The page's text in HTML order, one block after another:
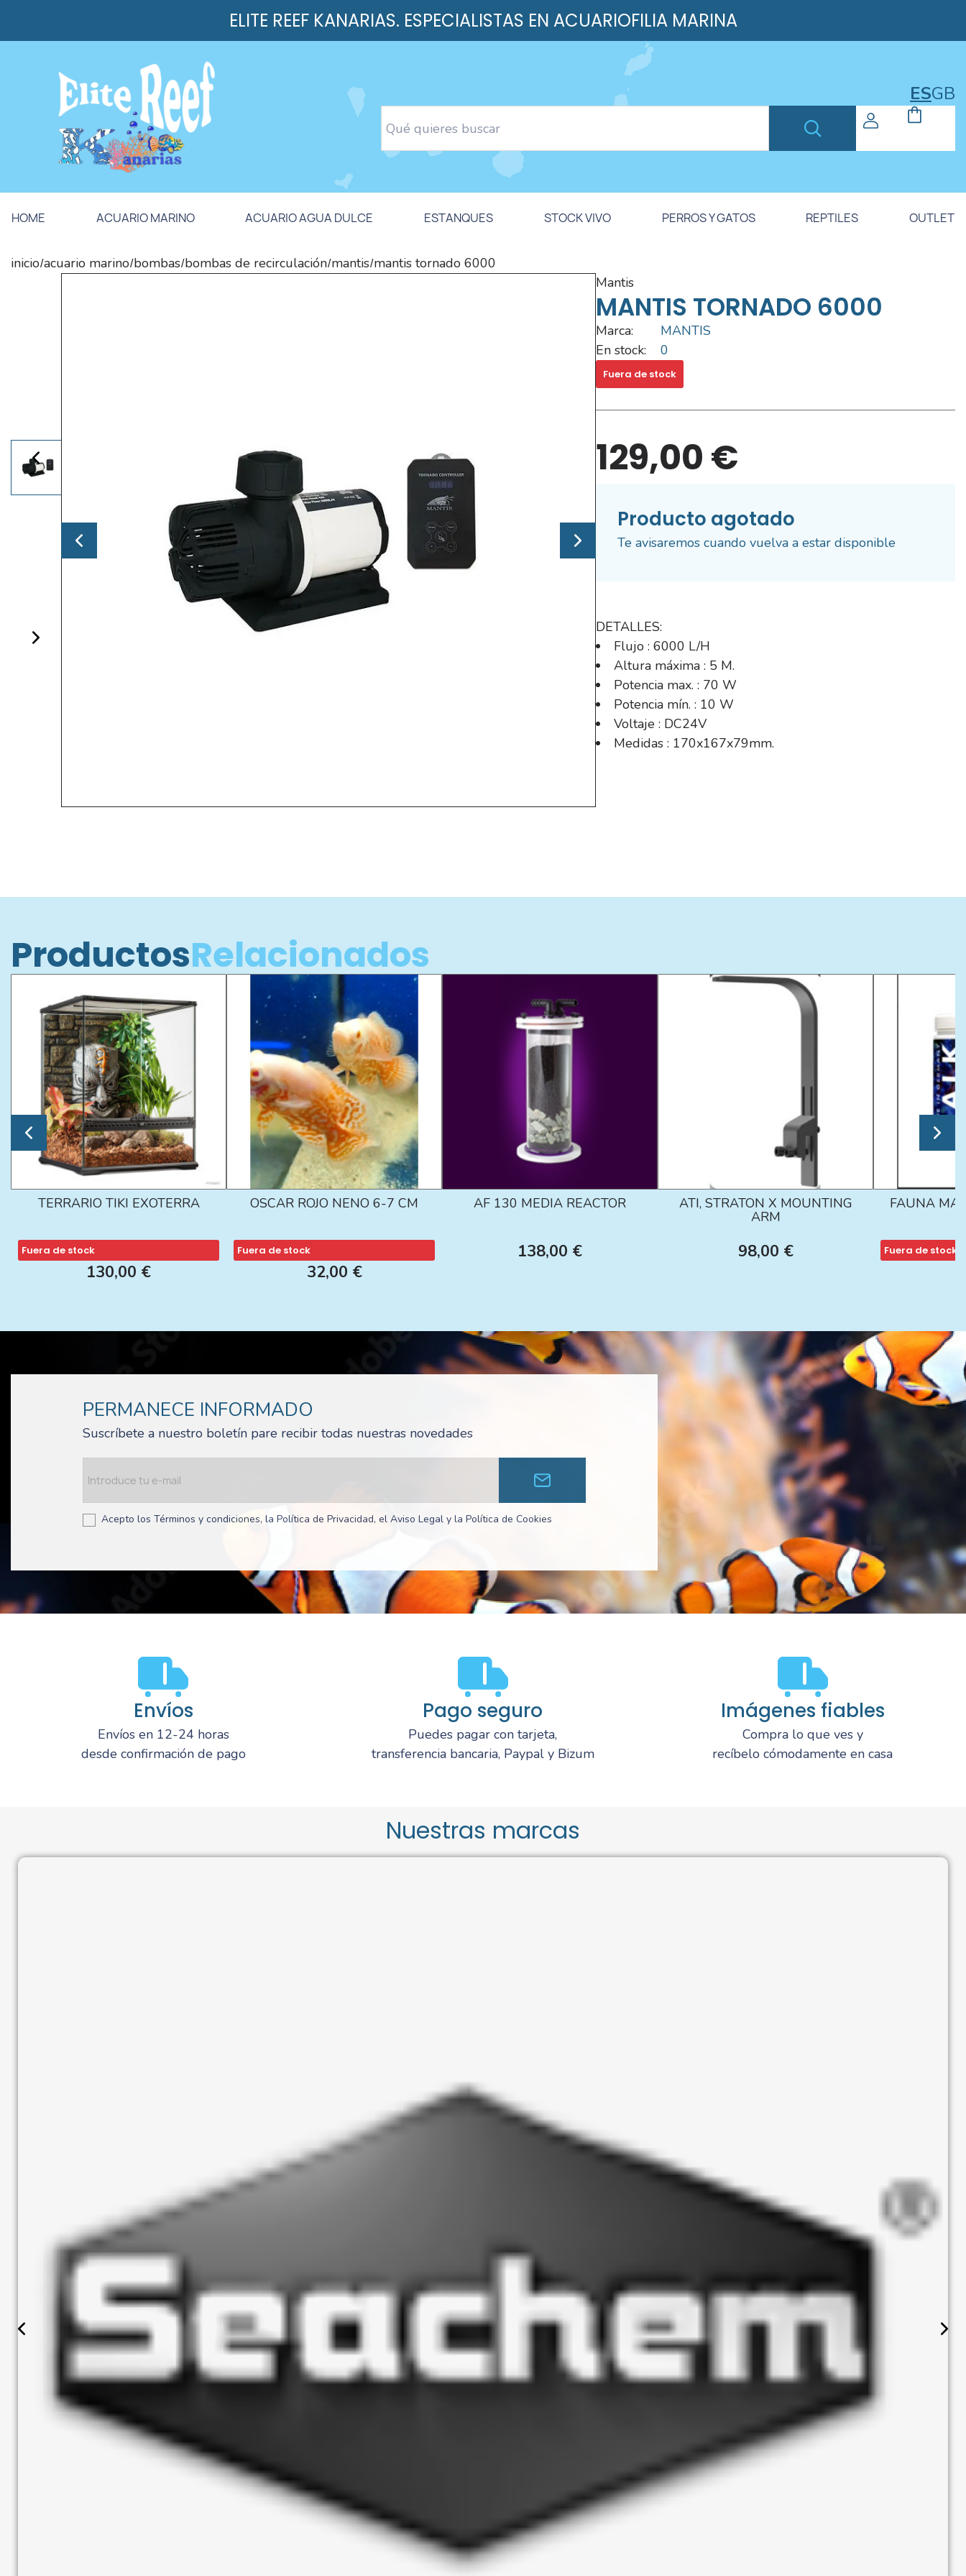
ELITE REEF KANARIAS. ESPECIALISTAS EN ACUARIOFILIA MARINA
ESGB
HOME ACUARIO MARINO ACUARIO AGUA DULCE ESTANQUES STOCK VIVO PERROS Y GATOS REPTILES OUTLET
inicio/acuario marino/bombas/bombas de recirculación/mantis/mantis tornado 6000
mantis
MANTIS TORNADO 6000
Marca:
MANTIS
En stock:
0
Fuera de stock
129,00 €
Producto agotado
Te avisaremos cuando vuelva a estar disponible
DETALLES:
Flujo : 6000 L/H
Altura máxima : 5 M.
Potencia max. : 70 W
Potencia mín. : 10 W
Voltaje : DC24V
Medidas : 170x167x79mm.
ProductosRelacionados
TERRARIO TIKI EXOTERRA
Fuera de stock
130,00 €
OSCAR ROJO NENO 6-7 CM
Fuera de stock
32,00 €
AF 130 MEDIA REACTOR
138,00 €
ATI, STRATON X MOUNTING
ARM
98,00 €
FAUNA
Fuera de stock
PERMANECE INFORMADO
Suscríbete a nuestro boletín pare recibir todas nuestras novedades
Acepto los Términos y condiciones, la Política de Privacidad, el Aviso Legal y la Política de Cookies
Envíos
Envíos en 12-24 horas
desde confirmación de pago
Pago seguro
Puedes pagar con tarjeta,
transferencia bancaria, Paypal y Bizum
Imágenes fiables
Compra lo que ves y
recíbelo cómodamente en casa
Nuestras marcas